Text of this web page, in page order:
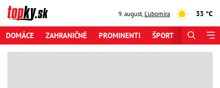
9. august,Ľubomíra 33 °C
DOMÁCE ZAHRANIČNÉ PROMINENTI ŠPORT